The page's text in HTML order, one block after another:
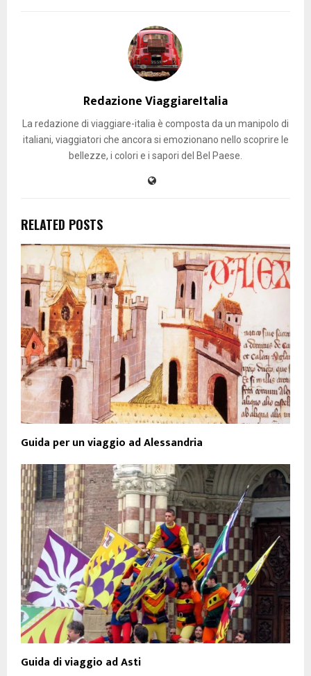
Redazione ViaggiareItalia
La redazione di viaggiare-italia è composta da un manipolo di
italiani, viaggiatori che ancora si emozionano nello scoprire le
bellezze, i colori e i sapori del Bel Paese.
RELATED POSTS
Guida per un viaggio ad Alessandria
Guida di viaggio ad Asti